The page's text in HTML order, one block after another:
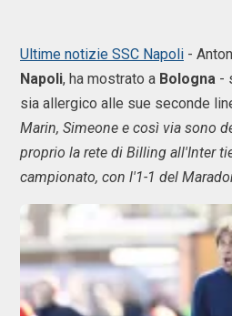
Ultime notizie SSC Napoli -
Napoli, ha mostrato a Bologna -
sia allergico alle sue seconde
Marin, Simeone e così via sono
proprio la rete di Billing all'Inter
campionato, con l'1-1 del